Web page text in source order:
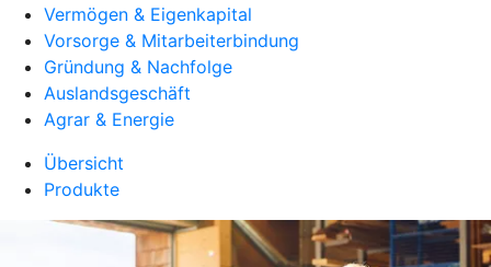
Vermögen & Eigenkapital
Vorsorge & Mitarbeiterbindung
Gründung & Nachfolge
Auslandsgeschäft
Agrar & Energie
Übersicht
Produkte